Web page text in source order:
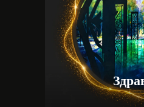
за новостями
фестиваля в
и Telegram
Свежие новости, фото и видео
фестиваля. Присоединяйтесь!